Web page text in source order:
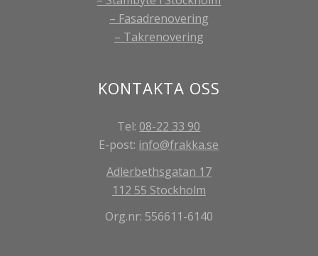
– Fasadrenovering
– Takrenovering
KONTAKTA OSS
Tel: 08-22 33 90
E-post: info@frakka.se
Adlerbethsgatan 17
112 55 Stockholm
Org.nr: 556611-6140